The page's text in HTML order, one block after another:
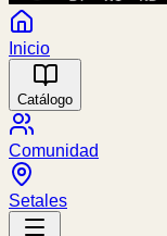
Inicio
Catálogo
Comunidad
Setales